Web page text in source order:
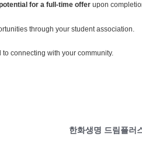
for a full-time offer upon
through your student association.
connecting with your community.
한화생명 드림플러